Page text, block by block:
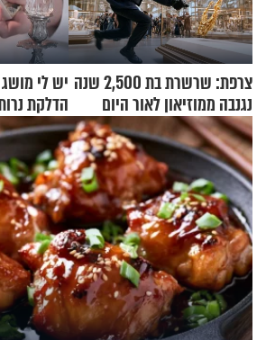
צרפת: שרשרת בת 2,500 שנה
נגנבה ממוזיאון לאור היום
יש לי
הדלקת